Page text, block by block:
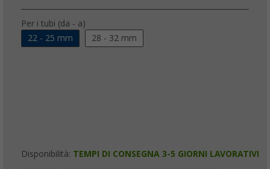
Per i tubi (da - a)
22 - 25 mm
28 - 32 mm
Disponibilità: TEMPI DI CONSEGNA 3-5 GIORNI LAVORATIVI